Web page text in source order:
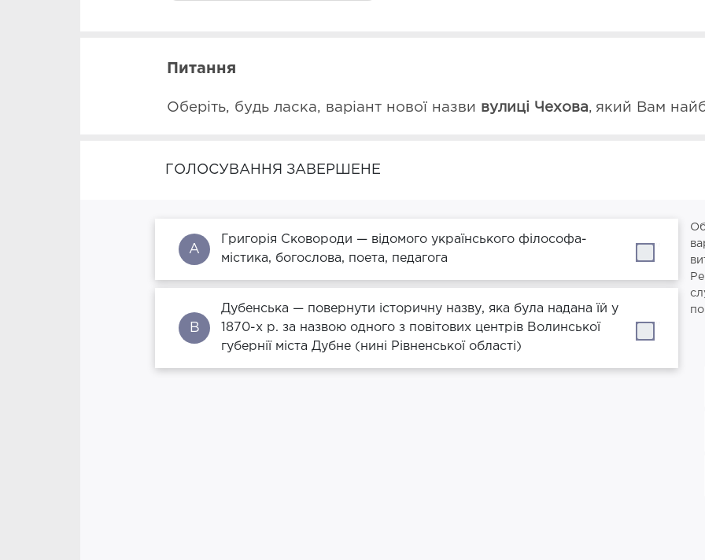
Питання
Оберіть, будь ласка, варіант нової назви вулиці Чехова, який Вам
ГОЛОСУВАННЯ ЗАВЕРШЕНЕ
A
Григорія Сковороди — відомого українського філософа-
містика, богослова, поета, педагога
B
Дубенська — повернути історичну назву, яка була надана їй у
1870-х р. за назвою одного з повітових центрів Волинської
губернії міста Дубне (нині Рівненської області)